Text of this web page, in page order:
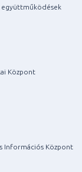
Központ
Információs Központ